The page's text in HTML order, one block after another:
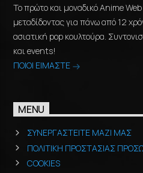
Το πρώτο και μοναδικό Anime
μεταδίδοντας για πάνω από 12
ασιατική pop κουλτούρα.
και events!
ΠΟΙΟΙ ΕΙΜΑΣΤΕ
MENU
ΣΥΝΕΡΓΑΣΤΕΙΤΕ ΜΑΖΙ ΜΑΣ
ΠΟΛΙΤΙΚΗ ΠΡΟΣΤΑΣΙΑΣ
COOKIES